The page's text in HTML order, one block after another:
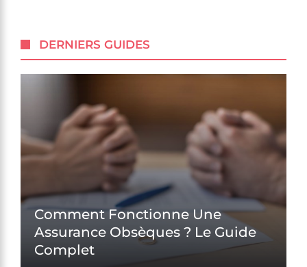
DERNIERS GUIDES
Comment Fonctionne Une
Assurance Obsèques ? Le Guide
Complet